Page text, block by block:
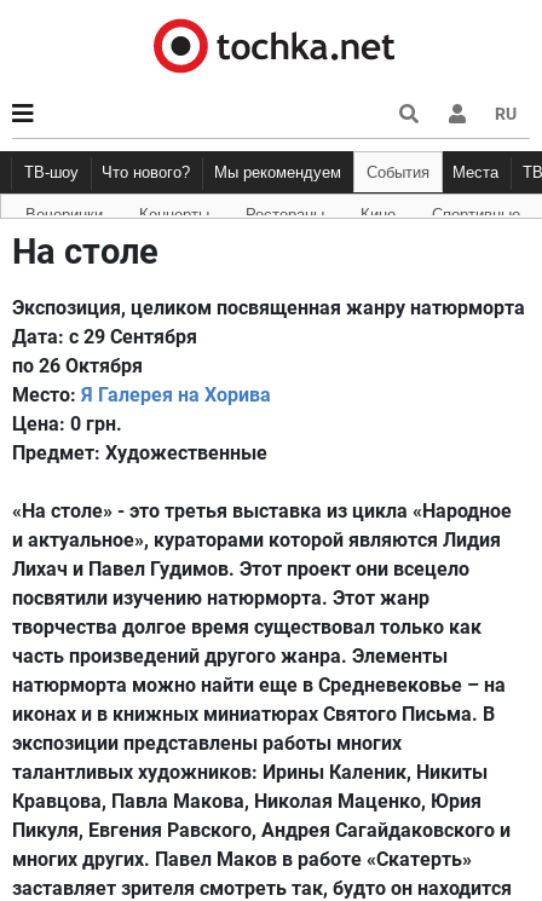
RU
ТВ-шоу Что нового?
Новости афиши Рецензии Куда пойти Точка
Мы рекомендуем События Места
Вечеринки Концерты Рестораны Кино Спортивные
На столе
Экспозиция, целиком посвященная жанру натюрморта
Дата: с 29 Сентября
по 26 Октября
Место: Я Галерея на Хорива
Цена: 0 грн.
Предмет: Художественные
«На столе» - это третья выставка из цикла «Народное
и актуальное», кураторами которой являются Лидия
Лихач и Павел Гудимов. Этот проект они всецело
посвятили изучению натюрморта. Этот жанр
творчества долгое время существовал только как
часть произведений другого жанра. Элементы
натюрморта можно найти еще в Средневековье – на
иконах и в книжных миниатюрах Святого Письма. В
экспозиции представлены работы многих
талантливых художников: Ирины Каленик, Никиты
Кравцова, Павла Макова, Николая Маценко, Юрия
Пикуля, Евгения Равского, Андрея Сагайдаковского и
многих других. Павел Маков в работе «Скатерть»
заставляет зрителя смотреть так, будто он находится